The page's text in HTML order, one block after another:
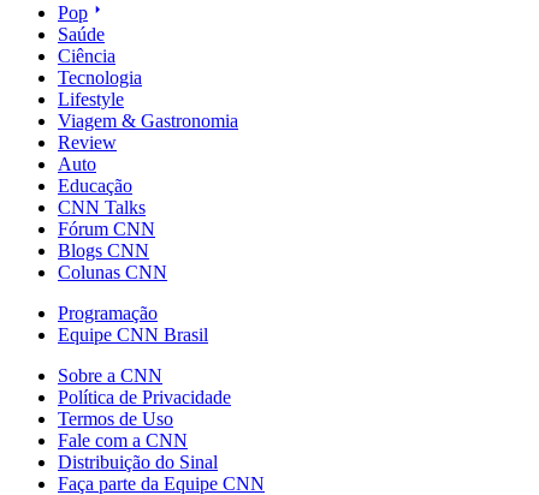
Pop
Saúde
Ciência
Tecnologia
Lifestyle
Viagem & Gastronomia
Review
Auto
Educação
CNN Talks
Fórum CNN
Blogs CNN
Colunas CNN
Programação
Equipe CNN Brasil
Sobre a CNN
Política de Privacidade
Termos de Uso
Fale com a CNN
Distribuição do Sinal
Faça parte da Equipe CNN